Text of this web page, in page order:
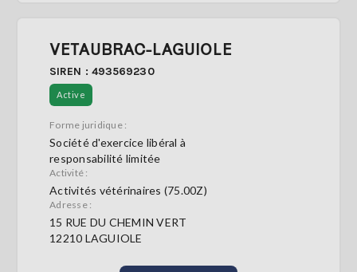
VETAUBRAC-LAGUIOLE
SIREN : 493569230
Active
Forme juridique :
Société d'exercice libéral à
responsabilité limitée
Activité :
Activités vétérinaires (75.00Z)
Adresse :
15 RUE DU CHEMIN VERT
12210 LAGUIOLE